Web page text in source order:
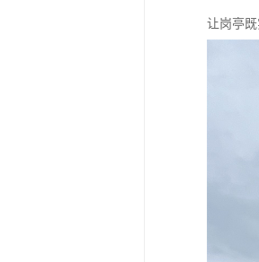
让岗亭既